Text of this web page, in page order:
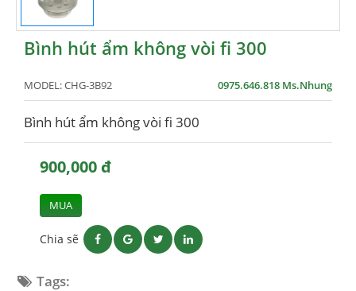
Bình hút ẩm không vòi fi 300
MODEL:CHG-3B92 0975.646.818 Ms.Nhung
Bình hút ẩm không vòi fi 300
900,000 đ
MUA
Chia sẽ
Tags: